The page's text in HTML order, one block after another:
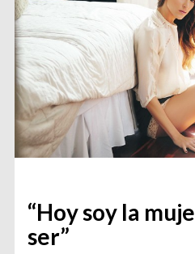
“Hoy soy la
ser”